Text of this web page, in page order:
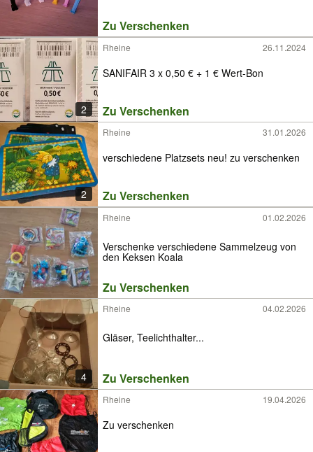
Zu Verschenken
2
Rheine 26.11.2024
SANIFAIR 3 x 0,50 € + 1 € Wert-Bon
Zu Verschenken
2
Rheine 31.01.2026
verschiedene Platzsets neu! zu verschenken
Zu Verschenken
Rheine 01.02.2026
Verschenke verschiedene Sammelzeug von
den Keksen Koala
Zu Verschenken
4
Rheine 04.02.2026
Gläser, Teelichthalter...
Zu Verschenken
Rheine 19.04.2026
Zu verschenken